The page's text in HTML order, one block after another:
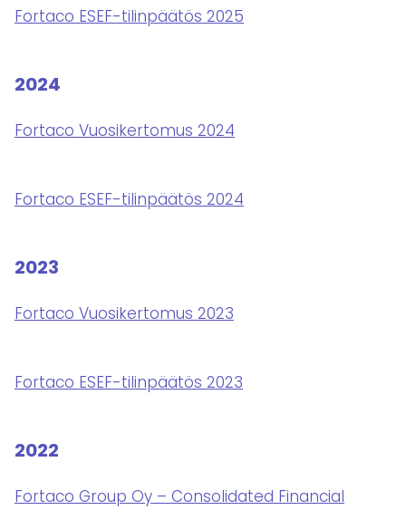
Fortaco ESEF-tilinpäätös 2025
2024
Fortaco Vuosikertomus 2024
Fortaco ESEF-tilinpäätös 2024
2023
Fortaco Vuosikertomus 2023
Fortaco ESEF-tilinpäätös 2023
2022
Fortaco Group Oy – Consolidated Financial